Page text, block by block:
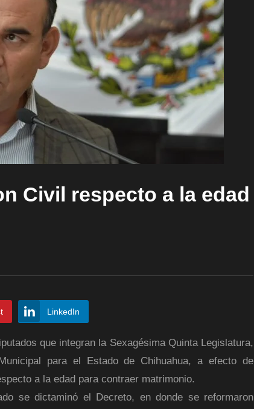
Civil respecto a la edad
LinkedIn
que integran la Sexagésima Quinta Legislatura,
para el Estado de Chihuahua, a efecto de
a la edad para contraer matrimonio.
se dictaminó el Decreto, en donde se reformaron